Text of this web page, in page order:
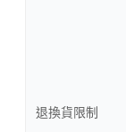
退換貨限制